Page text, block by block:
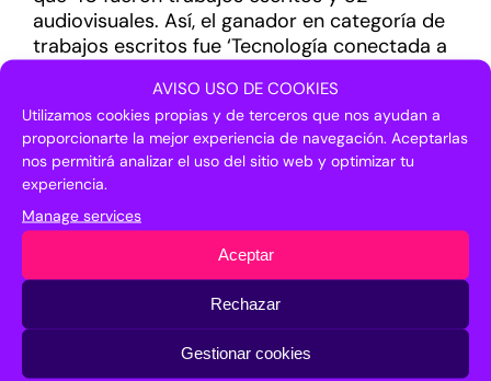
AVISO USO DE COOKIES
Utilizamos cookies propias y de terceros que nos ayudan a
proporcionarte la mejor experiencia de navegación. Aceptarlas
nos permitirá analizar el uso del sitio web y optimizar tu
experiencia.
Manage services
Aceptar
Rechazar
Gestionar cookies
audiovisuales. Así, el ganador en categoría de
trabajos escritos fue ‘Tecnología conectada a
publicado en la revista MUY INTERESANTE –
Edición coleccionista. Además, el artículo ‘Los
fármacos más caros del mundo: la gran
esperanza para frenar la pandemia’, de Manuel
Asende Vázquez y Artur Galocha, publicado en
Materia, sección de Ciencia de EL PAÍS, obtuvo
una mención especial.
Por su parte el galardón en categoría de
La Noche Europea de los Investigadores’, de